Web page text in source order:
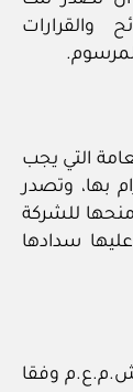
والقرارات
التي يجب
بها، وتصدر
منحها للشركة
سدادها
وفقا